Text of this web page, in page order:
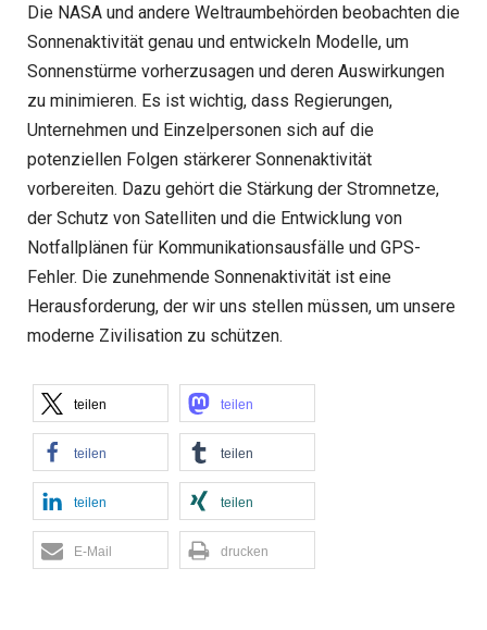
Die NASA und andere Weltraumbehörden beobachten die
Sonnenaktivität genau und entwickeln Modelle, um
Sonnenstürme vorherzusagen und deren Auswirkungen
zu minimieren. Es ist wichtig, dass Regierungen,
Unternehmen und Einzelpersonen sich auf die
potenziellen Folgen stärkerer Sonnenaktivität
vorbereiten. Dazu gehört die Stärkung der Stromnetze,
der Schutz von Satelliten und die Entwicklung von
Notfallplänen für Kommunikationsausfälle und GPS-
Fehler. Die zunehmende Sonnenaktivität ist eine
Herausforderung, der wir uns stellen müssen, um unsere
moderne Zivilisation zu schützen.
teilen teilen
teilen teilen
teilen teilen
E-Mail drucken